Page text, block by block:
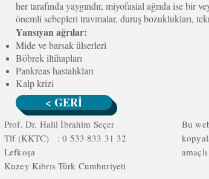
her tarafında yaygındır, miyofasial ağrıda ise
önemli sebepleri travmalar, duruş bozuklukları,
Yansıyan ağrılar:
Mide ve barsak ülserleri
Böbrek iltihapları
Pankreas hastalıkları
Kalp krizi
< GERİ
Prof. Dr. Halil İbrahim Seçer
Tlf (KKTC) : 0 533 833 31 32
Lefkoşa
Kuzey Kıbrıs Türk Cumhuriyeti
Bu